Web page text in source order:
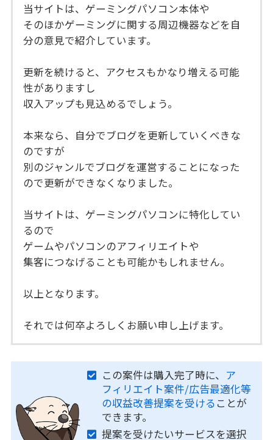
当サイトは、ゲーミングパソコン本体や
そのほかゲーミングに関する周辺機器などを自
分の意見で紹介しています。
更新を続けると、アクセスもかなり増える可能
性がありますし
収入アップも見込めるでしょう。
本来なら、自分でブログを更新していくべきな
のですが
別のジャンルでブログを運営することになった
ので更新ができなくなりました。
当サイトは、ゲーミングパソコンに特化してい
るので
ゲームやパソコンのアフィリエイトや
集客につなげることも可能かもしれません。
以上となります。
それでは何卒よろしくお願い申し上げます。
この案件は購入完了時に、 ア
フィリエイト案件/広告最適化等
の収益改善提案を受ける ことが
できます。
提案を受けたいサービスを選択